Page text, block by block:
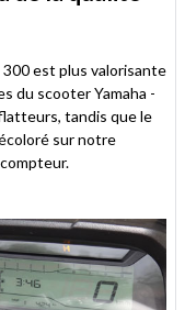
est plus valorisante
du scooter Yamaha -
tandis que le
sur notre